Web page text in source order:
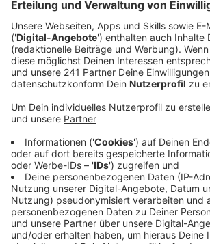
Der Kreis Euskirchen liege demnach
Kreise mit dem größten
Windenergie in NRW. Auch im Kreis
Untersuchung viele Möglichkeiten noch
bauen.
Die Studie ist unter anderem davon
Windräder mindestens 700 Meter von
Siedlung entfernt stehen dürfen. Bisher
noch eine Abstandspflicht von 1000
die Schwarz-Grüne-Landesregierung
Im Koalitionsvertrag ist die Rede von
1.000 weiteren Windrädern im Land.